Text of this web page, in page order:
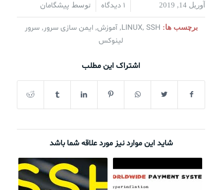
آوریل 14, 2019 / 1 دیدگاه توسط پیشگامان
برچسب ها: LINUX, SSH
,آموزش,ایمن سازی سرور,سرور
لینوکس
اشتراک این مطلب
شاید این موارد نیز مورد علاقه شما باشد